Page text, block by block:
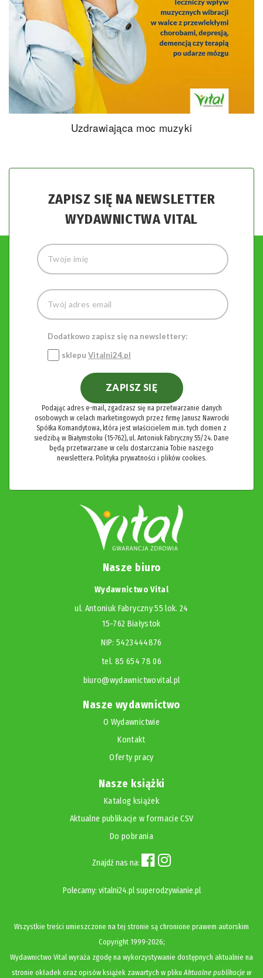
Uzdrawiająca moc muzyki
ZAPISZ SIĘ NA NEWSLETTER
WYDAWNICTWA VITAL
Dodatkowo zapisz się na newslettery:
sklepu Vitalni24.pl
ZAPISZ SIĘ
Podając adres e-mail, zgadzasz się na przetwarzanie danych
osobowych w celach marketingowych przez firmę Janusz Nawrocki
Spółka Komandytowa, która jest właścicielem m.in. tych domen z
siedzibą w Białymstoku (15-762), ul. Antoniuk Fabryczny 55/24. Dane
będą przetwarzane w celu dostarczania Tobie naszego
newslettera. Polityka prywatności i plików cookies.
Nasze biuro
Wydawnictwo Vital
ul. Antoniuk Fabryczny 55 lok. 24
15-762 Białystok
NIP: 5423444876
tel. 85 654 78 06
biuro@wydawnictwovital.pl
Nasze wydawnictwo
O Wydawnictwie
Kontakt
Oferty pracy
Nasze książki
Katalog książek
Aktualne publikacje w formacie CSV
Do pobrania
Znajdź nas na:
Polecamy: vitalni24.pl superodzywianie.pl
Wszystkie treści umieszczone na tej stronie są chronione prawem autorskim
Copyright1999-2026;
Wydawnictwo Vital wyraża zgodę na wykorzystywanie dostępnych aktualnie na
stronie okładek oraz opisów książek zawartych w plikuAktualne publikacje w